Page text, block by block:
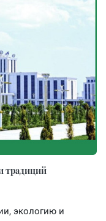
традиций
экологию и